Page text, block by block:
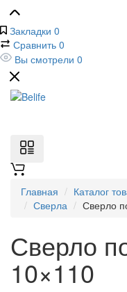
Закладки 0
Сравнить 0
Вы смотрели 0
Главная Каталог
Сверла
Сверло
Сверло
10×110